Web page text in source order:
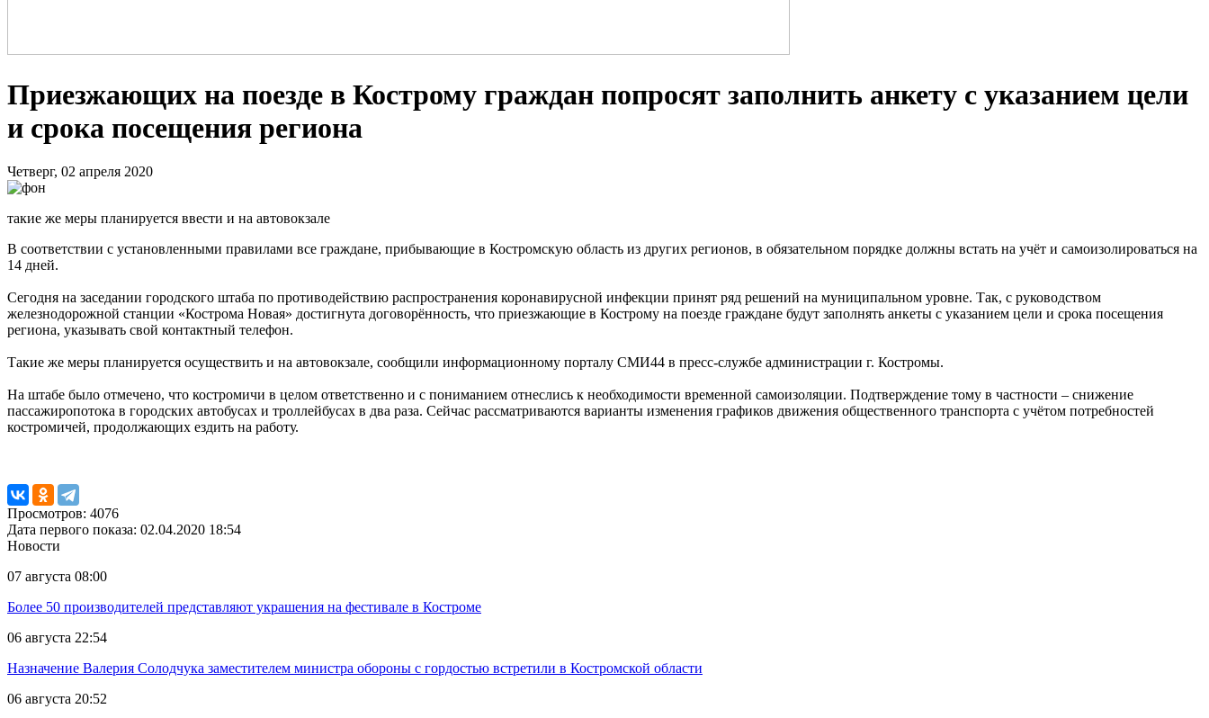
Приезжающих на поезде в Кострому граждан попросят заполнить анкету с указанием цели
и срока посещения региона
Четверг, 02 апреля 2020
такие же меры планируется ввести и на автовокзале
В соответствии с установленными правилами все граждане, прибывающие в Костромскую область из других регионов, в обязательном порядке должны встать на учёт и самоизолироваться на
14 дней.
Сегодня на заседании городского штаба по противодействию распространения коронавирусной инфекции принят ряд решений на муниципальном уровне. Так, с руководством
железнодорожной станции «Кострома Новая» достигнута договорённость, что приезжающие в Кострому на поезде граждане будут заполнять анкеты с указанием цели и срока посещения
региона, указывать свой контактный телефон.
Такие же меры планируется осуществить и на автовокзале, сообщили информационному порталу СМИ44 в пресс-службе администрации г. Костромы.
На штабе было отмечено, что костромичи в целом ответственно и с пониманием отнеслись к необходимости временной самоизоляции. Подтверждение тому в частности – снижение
пассажиропотока в городских автобусах и троллейбусах в два раза. Сейчас рассматриваются варианты изменения графиков движения общественного транспорта с учётом потребностей
костромичей, продолжающих ездить на работу.
Просмотров: 4076
Дата первого показа: 02.04.2020 18:54
Новости
07 августа 08:00
Более 50 производителей представляют украшения на фестивале в Костроме
06 августа 22:54
Назначение Валерия Солодчука заместителем министра обороны с гордостью встретили в Костромской области
06 августа 20:52